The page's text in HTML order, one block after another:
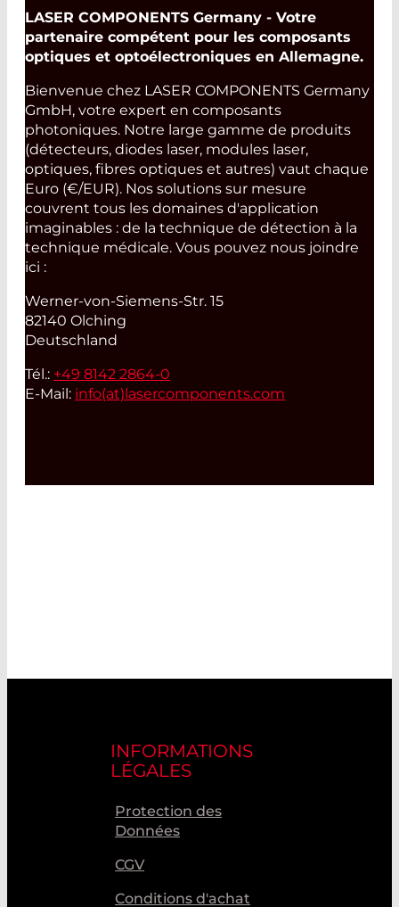
LASER COMPONENTS Germany - Votre
partenaire compétent pour les composants
optiques et optoélectroniques en Allemagne.
Bienvenue chez LASER COMPONENTS Germany
GmbH, votre expert en composants
photoniques. Notre large gamme de produits
(détecteurs, diodes laser, modules laser,
optiques, fibres optiques et autres) vaut chaque
Euro (€/EUR). Nos solutions sur mesure
couvrent tous les domaines d'application
imaginables : de la technique de détection à la
technique médicale. Vous pouvez nous joindre
ici :
Werner-von-Siemens-Str. 15
82140 Olching
Deutschland
Tél.: +49 8142 2864-0
E-Mail: info(at)lasercomponents.com
INFORMATIONS
LÉGALES
Protection des
Données
CGV
Conditions d'achat